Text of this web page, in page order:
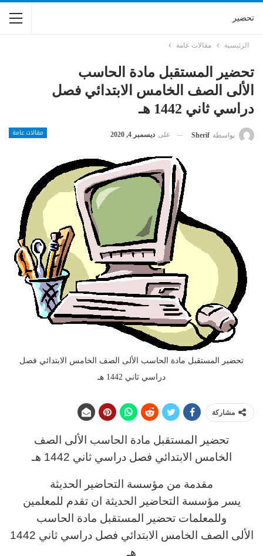
تحضير
الرئيسية مقالات عامة
تحضير المستقبل مادة الحاسب
الألى الصف الخامس الابتدائي فصل
دراسي ثاني 1442 هـ
مقالات عامة بواسطة Sherif على ديسمبر 4, 2020
تحضير المستقبل مادة الحاسب الألى الصف الخامس الابتدائي فصل
دراسي ثاني 1442 هـ
مشاركة
تحضير المستقبل مادة الحاسب الألى
الصف
الخامس الابتدائي فصل دراسي ثاني 1442 هـ
مقدمة من مؤسسة التحاضير الحديثة
يسر مؤسسة التحاضير الحديثة ان تقدم للمعلمين
وللمعلمات تحضير المستقبل مادة
الحاسب
الألى
الصف الخامس الابتدائي فصل دراسي ثاني 1442
هـ